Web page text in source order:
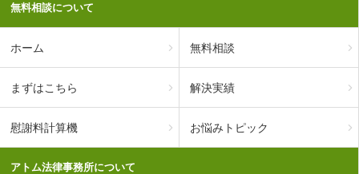
無料相談について
ホーム 無料相談
まずはこちら 解決実績
慰謝料計算機 お悩みトピック
アトム法律事務所について